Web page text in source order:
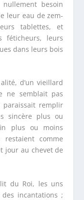
nullement besoin
leur eau de zem-
tablettes, et
féticheurs, leurs
dans leurs bois
d’un vieillard
ne semblait pas
remplir
sincère plus ou
plus ou moins
comme
jour au chevet de
du Roi, les uns
incantations ;